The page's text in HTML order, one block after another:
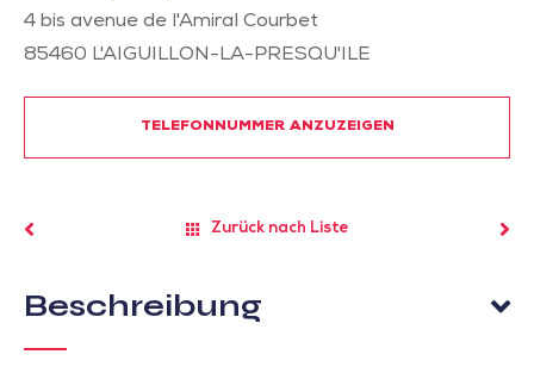
4 bis avenue de l'Amiral Courbet
85460 L'AIGUILLON-LA-PRESQU'ILE
TELEFONNUMMER ANZUZEIGEN
Zurück nach Liste
Beschreibung